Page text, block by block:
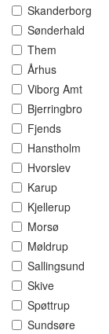
Skanderborg
Sønderhald
Them
Århus
Viborg Amt
Bjerringbro
Fjends
Hanstholm
Hvorslev
Karup
Kjellerup
Morsø
Møldrup
Sallingsund
Skive
Spøttrup
Sundsøre